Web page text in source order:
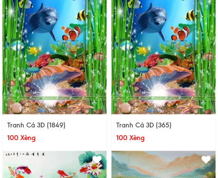
Tranh Cá 3D (1849)
100 Xèng
Tranh Cá 3D (365)
100 Xèng